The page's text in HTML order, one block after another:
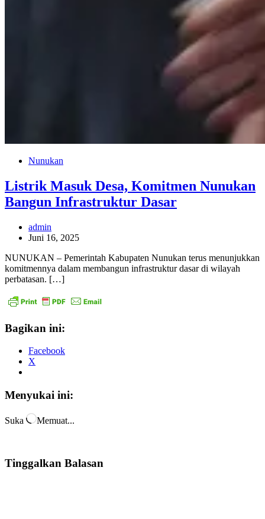
Nunukan
Listrik Masuk Desa, Komitmen Nunukan
Bangun Infrastruktur Dasar
admin
Juni 16, 2025
NUNUKAN – Pemerintah Kabupaten Nunukan terus menunjukkan
komitmennya dalam membangun infrastruktur dasar di wilayah
perbatasan. […]
Bagikan ini:
Facebook
X
Menyukai ini:
Suka Memuat...
Tinggalkan Balasan